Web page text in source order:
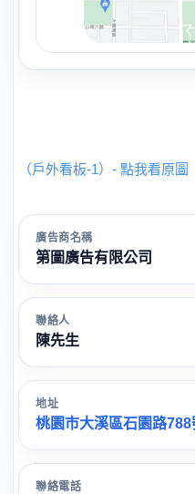
（戶外看板-1）- 點我看原圖
廣告商名稱
第圖廣告有限公司
聯絡人
陳先生
地址
桃園市大溪區石園路788
聯絡電話